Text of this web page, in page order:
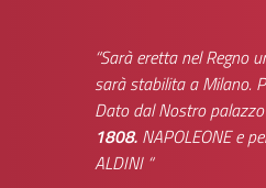
“Sarà eretta nel Regno
sarà stabilita a Milano.
Dato dal Nostro
1808. NAPOLEONE e
ALDINI “